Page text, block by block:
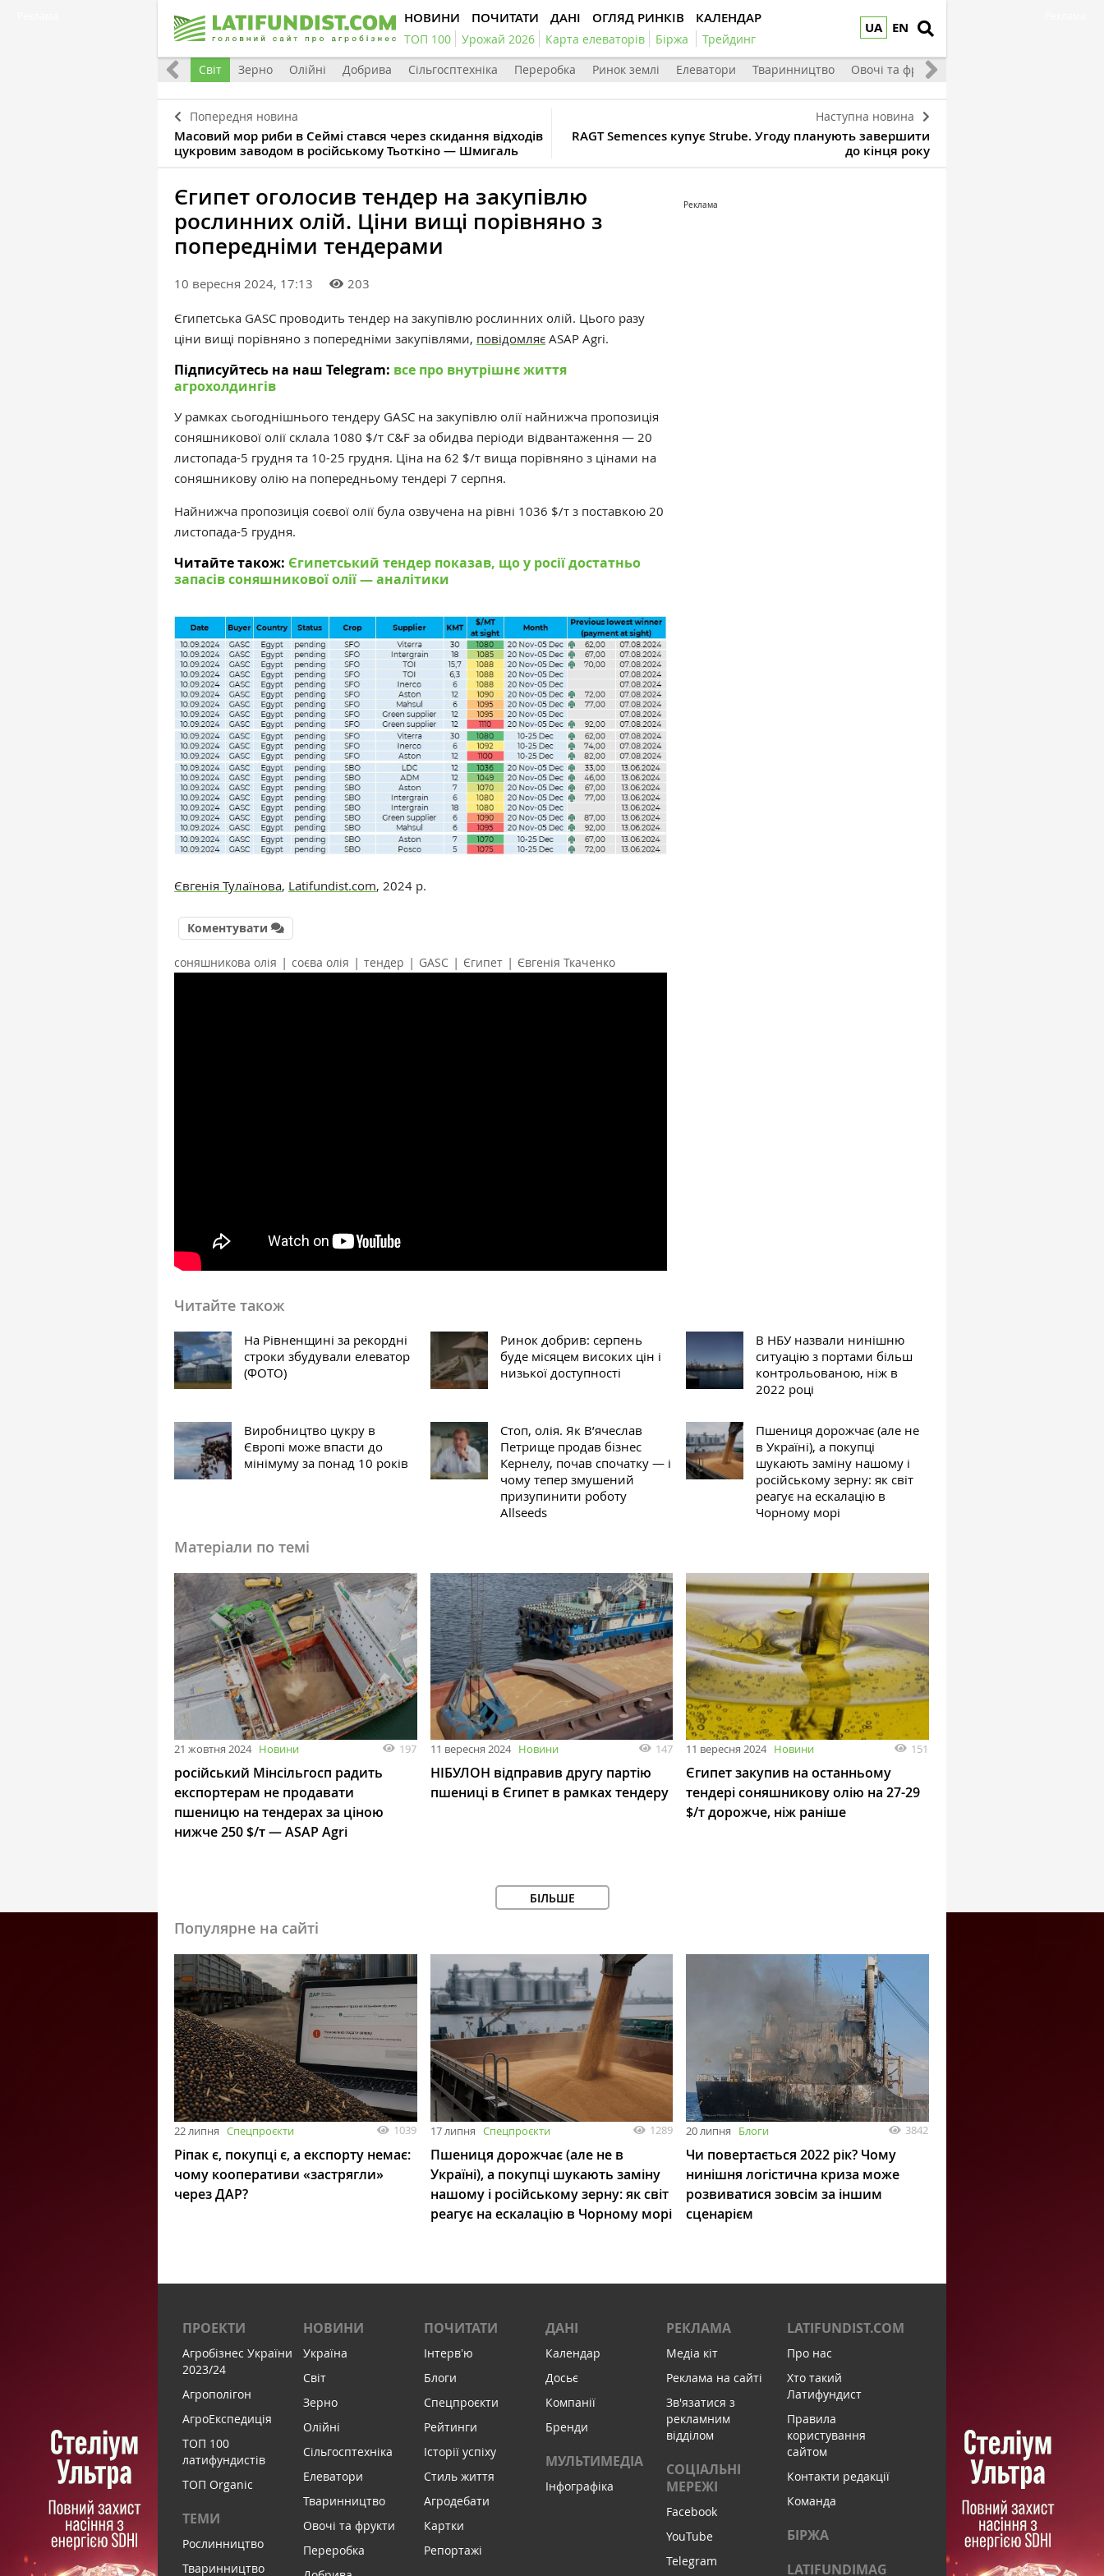
UA EN
НОВИНИ ПОЧИТАТИ ДАНІ ОГЛЯД РИНКІВ КАЛЕНДАР
ТОП 100 Урожай 2026 Карта елеваторів Біржа Трейдинг
Євроінтеграція Світ Зерно Олійні Добрива Сільгосптехніка Переробка Ринок землі Елеватори Тваринництво Овочі та фрукти
Попередня новина
Масовий мор риби в Сеймі стався через скидання відходів
цукровим заводом в російському Тьоткіно — Шмигаль
Наступна новина
RAGT Semences купує Strube. Угоду планують завершити
до кінця року
Єгипет оголосив тендер на закупівлю
рослинних олій. Ціни вищі порівняно з
попередніми тендерами
10 вересня 2024, 17:13 203
Єгипетська GASC проводить тендер на закупівлю рослинних олій. Цього разу
ціни вищі порівняно з попередніми закупівлями, повідомляє ASAP Agri.
Підписуйтесь на наш Telegram: все про внутрішнє життя
агрохолдингів
У рамках сьогоднішнього тендеру GASC на закупівлю олії найнижча пропозиція
соняшникової олії склала 1080 $/т C&F за обидва періоди відвантаження — 20
листопада-5 грудня та 10-25 грудня. Ціна на 62 $/т вища порівняно з цінами на
соняшникову олію на попередньому тендері 7 серпня.
Найнижча пропозиція соєвої олії була озвучена на рівні 1036 $/т з поставкою 20
листопада-5 грудня.
Читайте також: Єгипетський тендер показав, що у росії достатньо
запасів соняшникової олії — аналітики
Євгенія Тулаїнова, Latifundist.com, 2024 р.
Коментувати
соняшникова олія | соєва олія | тендер | GASC | Єгипет | Євгенія Ткаченко
Реклама
Читайте також
На Рівненщині за рекордні
строки збудували елеватор
(ФОТО)
Ринок добрив: серпень
буде місяцем високих цін і
низької доступності
В НБУ назвали нинішню
ситуацію з портами більш
контрольованою, ніж в
2022 році
Виробництво цукру в
Європі може впасти до
мінімуму за понад 10 років
Стоп, олія. Як В’ячеслав
Петрище продав бізнес
Кернелу, почав спочатку — і
чому тепер змушений
призупинити роботу
Allseeds
Пшениця дорожчає (але не
в Україні), а покупці
шукають заміну нашому і
російському зерну: як світ
реагує на ескалацію в
Чорному морі
Матеріали по темі
21 жовтня 2024 Новини 197
російський Мінсільгосп радить
експортерам не продавати
пшеницю на тендерах за ціною
нижче 250 $/т — ASAP Agri
11 вересня 2024 Новини 147
НІБУЛОН відправив другу партію
пшениці в Єгипет в рамках тендеру
11 вересня 2024 Новини 151
Єгипет закупив на останньому
тендері соняшникову олію на 27-29
$/т дорожче, ніж раніше
БІЛЬШЕ
Популярне на сайті
22 липня Спецпроєкти 1039
Ріпак є, покупці є, а експорту немає:
чому кооперативи «застрягли»
через ДАР?
17 липня Спецпроєкти 1289
Пшениця дорожчає (але не в
Україні), а покупці шукають заміну
нашому і російському зерну: як світ
реагує на ескалацію в Чорному морі
20 липня Блоги 3842
Чи повертається 2022 рік? Чому
нинішня логістична криза може
розвиватися зовсім за іншим
сценарієм
ПРОЕКТИ
Агробізнес України
2023/24
Агрополігон
АгроЕкспедиція
ТОП 100
латифундистів
ТОП Organic
ТЕМИ
Рослинництво
Тваринництво
НОВИНИ
Україна
Світ
Зерно
Олійні
Сільгосптехніка
Елеватори
Тваринництво
Овочі та фрукти
Переробка
ПОЧИТАТИ
Інтервʼю
Блоги
Спецпроєкти
Рейтинги
Історії успіху
Стиль життя
Агродебати
Картки
Репортажі
ДАНІ
Календар
Досьє
Компанії
Бренди
МУЛЬТИМЕДІА
Інфографіка
РЕКЛАМА
Медіа кіт
Реклама на сайті
Зв'язатися з
рекламним
відділом
СОЦІАЛЬНІ
МЕРЕЖІ
Facebook
YouTube
Telegram
LATIFUNDIST.COM
Про нас
Хто такий
Латифундист
Правила
користування
сайтом
Контакти редакції
Команда
БІРЖА
LATIFUNDIMAG